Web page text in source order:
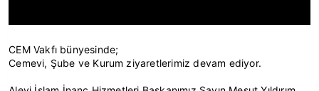
CEM Vakfı bünyesinde;
Cemevi, Şube ve Kurum ziyaretlerimiz devam ediyor.